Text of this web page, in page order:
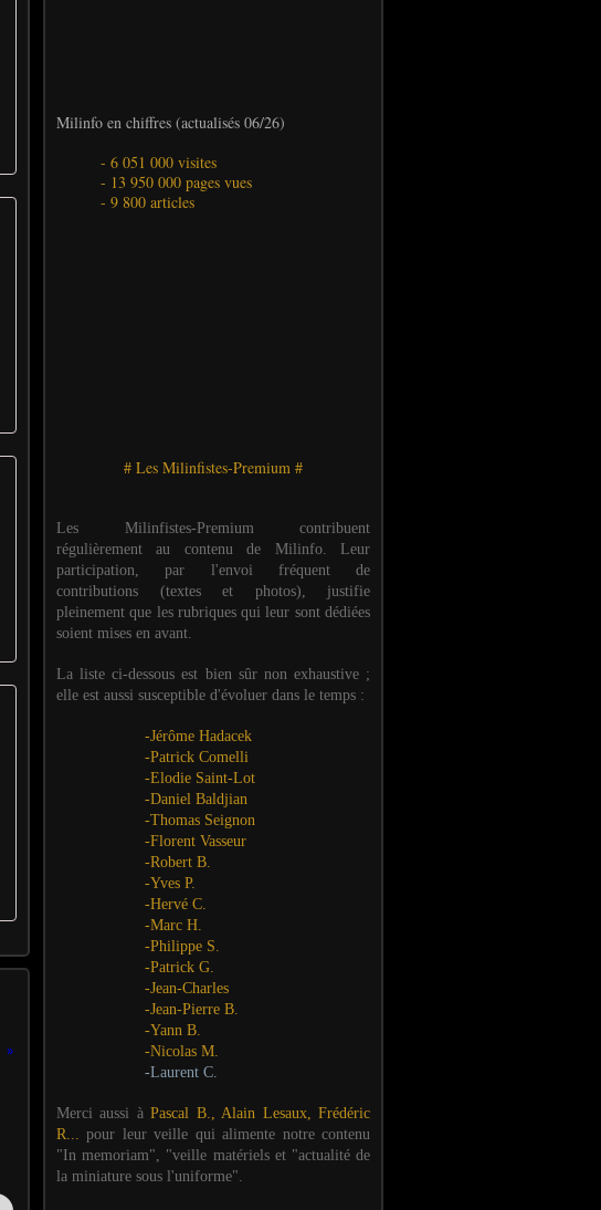
Milinfo en chiffres (actualisés 06/26)
- 6 051 000 visites
- 13 950 000 pages vues
- 9 800 articles
# Les Milinfistes-Premium #
Les Milinfistes-Premium contribuent
régulièrement au contenu de Milinfo. Leur
participation, par l'envoi fréquent de
contributions (textes et photos), justifie
pleinement que les rubriques qui leur sont dédiées
soient mises en avant.
La liste ci-dessous est bien sûr non exhaustive ;
elle est aussi susceptible d'évoluer dans le temps :
-Jérôme Hadacek
-Patrick Comelli
-Elodie Saint-Lot
-Daniel Baldjian
-Thomas Seignon
-Florent Vasseur
-Robert B.
-Yves P.
-Hervé C.
-Marc H.
-Philippe S.
-Patrick G.
-Jean-Charles
-Jean-Pierre B.
-Yann B.
-Nicolas M.
-Laurent C.
Merci aussi àPascal B., Alain Lesaux, Frédéric
R...pour leur veille qui alimente notre contenu
"In memoriam", "veille matériels et "actualité de
la miniature sous l'uniforme".